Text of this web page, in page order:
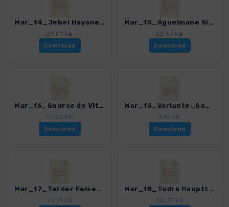
Mar_14_Jebel Hayane.gpx
29.01 KB
Download
Mar_15_Aguelmane Sidi Ali.gpx
22.57 KB
Download
Mar_16_Source de Vittel Haupttour.gpx
57.25 KB
Download
Mar_16_Variante_Source de Vittel.gpx
6.16 KB
Download
Mar_17_Tal der Felsen.gpx
22.21 KB
Mar_18_Todra Haupttour.gpx
38.37 KB